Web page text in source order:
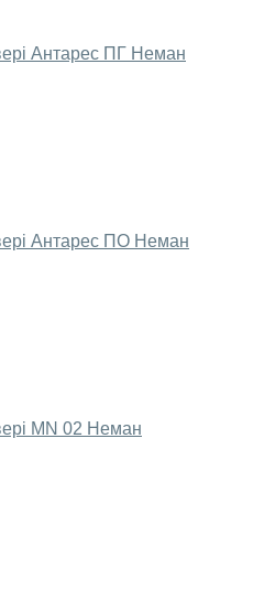
вибрати дверні
безпосередньо в нашому
та переваги
дверей?
дверей виготовляється з
що покривається МДФ
Завдяки такій товщині
дуже міцною та
порадите?
від необхідних
факторів. Підбір
індивідуально для
Антарес ПГ Неман
Антарес ПО Неман
MN 02 Неман